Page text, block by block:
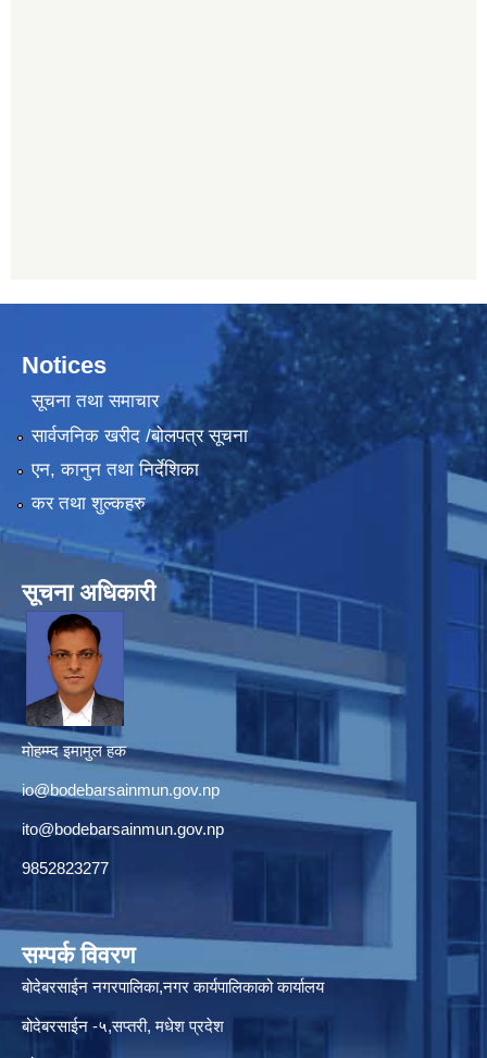
Notices
सूचना तथा समाचार
सार्वजनिक खरीद /बोलपत्र सूचना
एन, कानुन तथा निर्देशिका
कर तथा शुल्कहरु
सूचना अधिकारी
मोहम्म्द इमामुल हक
io@bodebarsainmun.gov.np
ito@bodebarsainmun.gov.np
9852823277
सम्पर्क विवरण
बोदेबरसाईन नगरपालिका,नगर कार्यपालिकाको कार्यालय
बोदेबरसाईन -५,सप्तरी, मधेश प्रदेश